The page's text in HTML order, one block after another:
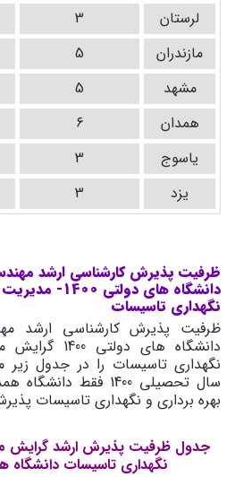
لرستان
3
مازندران
5
مشهد
5
همدان
6
یاسوج
3
یزد
3
ظرفیت پذیرش کارشناسی ارشد
دانشگاه های
نگهداری تاسیسات
ظرفیت پذیرش کارشناسی ارشد
دانشگاه های
نگهداری تاسیسات را در جدول
سال تحصیلی 1400 فقط
بهره برداری و نگهداری تاسیسات
جدول ظرفیت پذیرش ارشد گرایش
نگهداری تاسیسات دانشگاه های